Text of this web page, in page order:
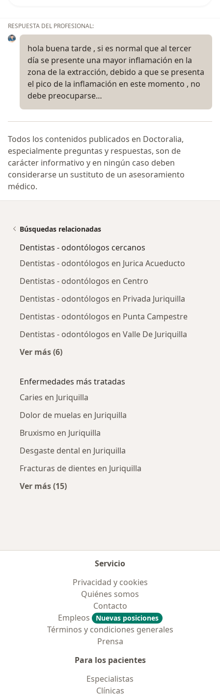
RESPUESTA DEL PROFESIONAL:
hola buena tarde , si es normal que al tercer
día se presente una mayor inflamación en la
zona de la extracción, debido a que se presenta
el pico de la inflamación en este momento , no
debe preocuparse…
Todos los contenidos publicados en Doctoralia,
especialmente preguntas y respuestas, son de
carácter informativo y en ningún caso deben
considerarse un sustituto de un asesoramiento
médico.
Búsquedas relacionadas
Dentistas - odontólogos cercanos
Dentistas - odontólogos en Jurica Acueducto
Dentistas - odontólogos en Centro
Dentistas - odontólogos en Privada Juriquilla
Dentistas - odontólogos en Punta Campestre
Dentistas - odontólogos en Valle De Juriquilla
Ver más (6)
Enfermedades más tratadas
Caries en Juriquilla
Dolor de muelas en Juriquilla
Bruxismo en Juriquilla
Desgaste dental en Juriquilla
Fracturas de dientes en Juriquilla
Ver más (15)
Servicio
Privacidad y cookies
Quiénes somos
Contacto
Empleos
Nuevas posiciones
Términos y condiciones generales
Prensa
Para los pacientes
Especialistas
Clínicas